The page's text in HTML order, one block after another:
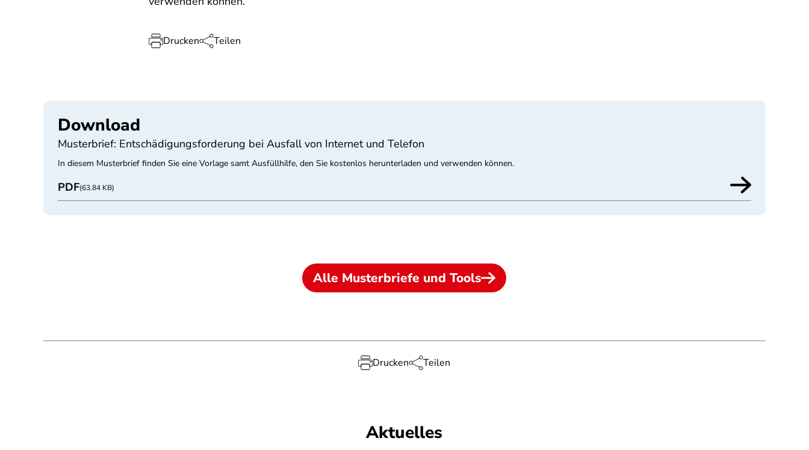
Drucken Teilen
Download
Musterbrief: Entschädigungsforderung bei Ausfall von Internet und Telefon
In diesem Musterbrief finden Sie eine Vorlage samt Ausfüllhilfe, den Sie kostenlos herunterladen und verwenden können.
PDF(63.84 KB)
Alle Musterbriefe und Tools
Drucken Teilen
Aktuelles